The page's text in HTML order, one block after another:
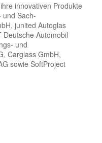
innovativen Produkte
und Sach-
junited Autoglas
Deutsche Automobil
und
Carglass GmbH,
sowie SoftProject